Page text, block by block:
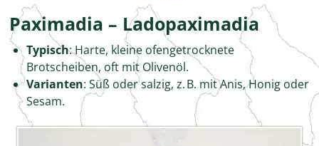
Paximadia – Ladopaximadia
Typisch: Harte, kleine ofengetrocknete
Brotscheiben, oft mit Olivenöl.
Varianten: Süß oder salzig, z. B. mit Anis, Honig oder
Sesam.